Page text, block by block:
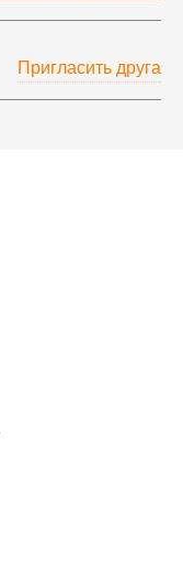
Пригласить друга